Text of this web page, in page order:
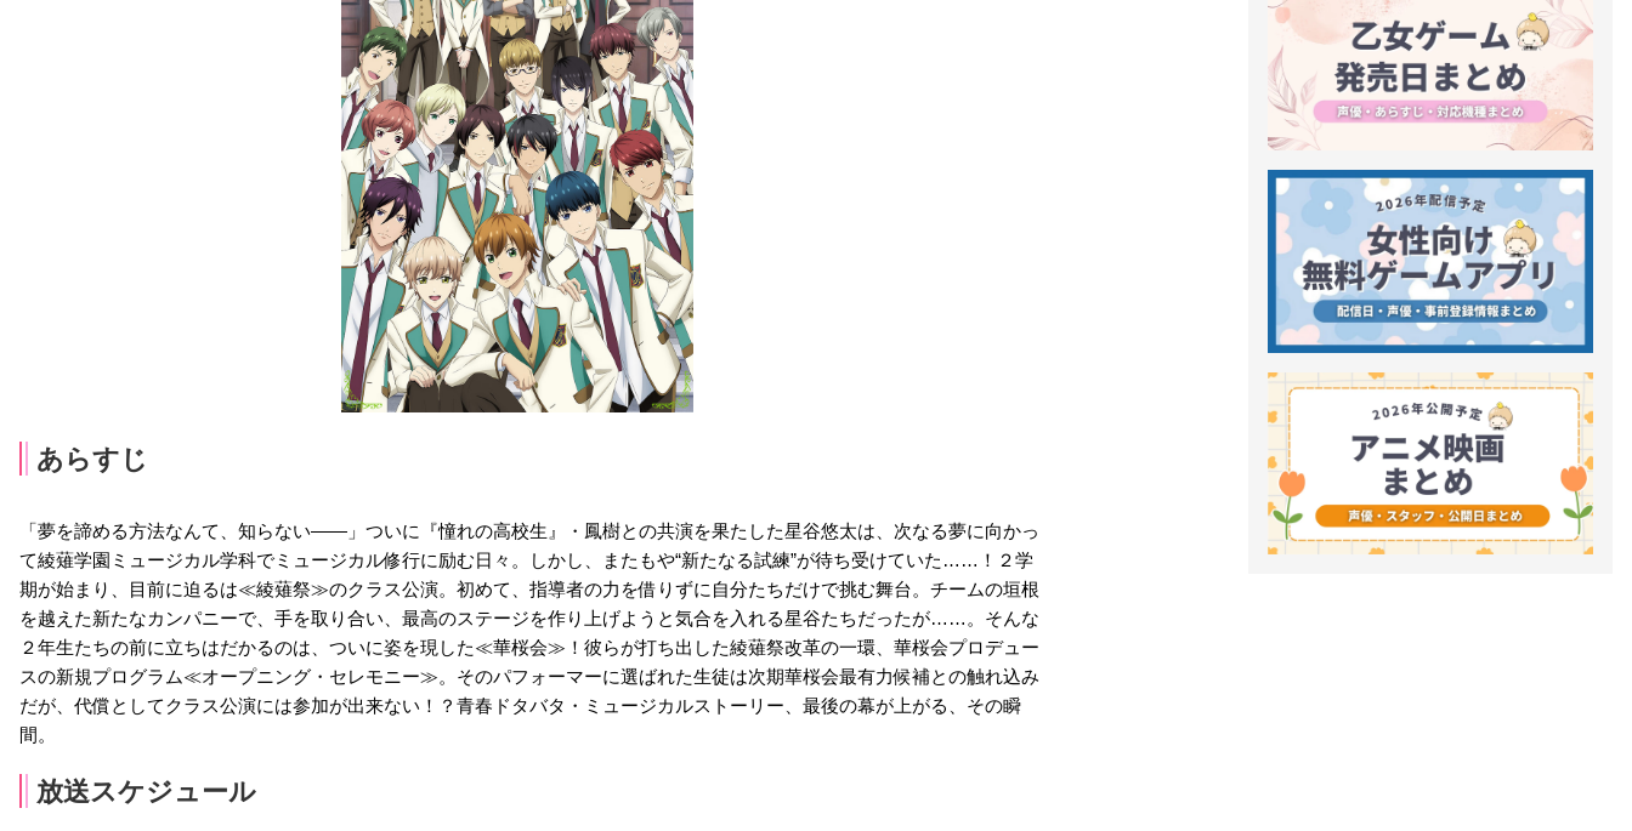
あらすじ
「夢を諦める方法なんて、知らない――」ついに『憧れの高校生』・鳳樹との共演を果たした星谷悠太は、次なる夢に向かっ
て綾薙学園ミュージカル学科でミュージカル修行に励む日々。しかし、またもや“新たなる試練”が待ち受けていた……！２学
期が始まり、目前に迫るは≪綾薙祭≫のクラス公演。初めて、指導者の力を借りずに自分たちだけで挑む舞台。チームの垣根
を越えた新たなカンパニーで、手を取り合い、最高のステージを作り上げようと気合を入れる星谷たちだったが……。そんな
２年生たちの前に立ちはだかるのは、ついに姿を現した≪華桜会≫！彼らが打ち出した綾薙祭改革の一環、華桜会プロデュー
スの新規プログラム≪オープニング・セレモニー≫。そのパフォーマーに選ばれた生徒は次期華桜会最有力候補との触れ込み
だが、代償としてクラス公演には参加が出来ない！？青春ドタバタ・ミュージカルストーリー、最後の幕が上がる、その瞬
間。
放送スケジュール